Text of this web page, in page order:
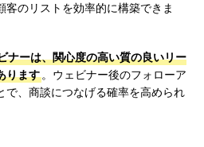
客のリストを効率的に構築できま
ナーは、関心度の高い質の良いリー
ります。ウェビナー後のフォローア
で、商談につなげる確率を高められ